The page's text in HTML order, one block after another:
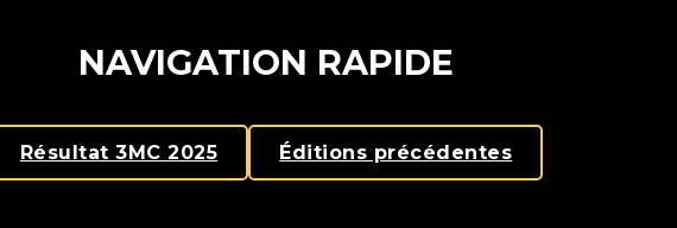
NAVIGATION RAPIDE
Résultat 3MC 2025 Éditions précédentes